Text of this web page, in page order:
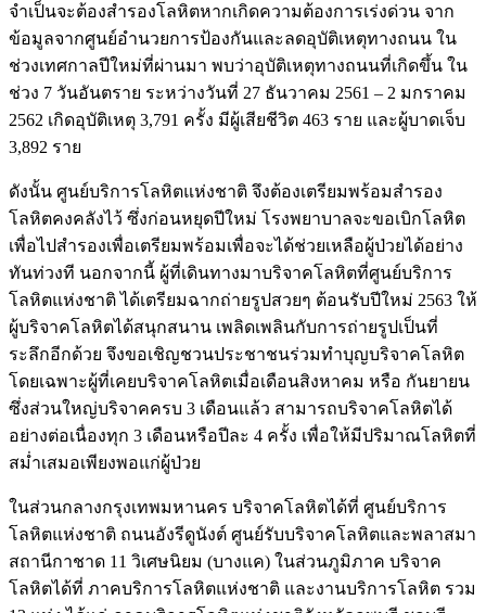
จำเป็นจะต้องสำรองโลหิตหากเกิดความต้องการเร่งด่วน จาก
ข้อมูลจากศูนย์อำนวยการป้องกันและลดอุบัติเหตุทางถนน ใน
ช่วงเทศกาลปีใหม่ที่ผ่านมา พบว่าอุบัติเหตุทางถนนที่เกิดขึ้น ใน
ช่วง 7 วันอันตราย ระหว่างวันที่ 27 ธันวาคม 2561 – 2 มกราคม
2562 เกิดอุบัติเหตุ 3,791 ครั้ง มีผู้เสียชีวิต 463 ราย และผู้บาดเจ็บ
3,892 ราย
ดังนั้น ศูนย์บริการโลหิตแห่งชาติ จึงต้องเตรียมพร้อมสำรอง
โลหิตคงคลังไว้ ซึ่งก่อนหยุดปีใหม่ โรงพยาบาลจะขอเบิกโลหิต
เพื่อไปสำรองเพื่อเตรียมพร้อมเพื่อจะได้ช่วยเหลือผู้ป่วยได้อย่าง
ทันท่วงที นอกจากนี้ ผู้ที่เดินทางมาบริจาคโลหิตที่ศูนย์บริการ
โลหิตแห่งชาติ ได้เตรียมฉากถ่ายรูปสวยๆ ต้อนรับปีใหม่ 2563 ให้
ผู้บริจาคโลหิตได้สนุกสนาน เพลิดเพลินกับการถ่ายรูปเป็นที่
ระลึกอีกด้วย จึงขอเชิญชวนประชาชนร่วมทำบุญบริจาคโลหิต
โดยเฉพาะผู้ที่เคยบริจาคโลหิตเมื่อเดือนสิงหาคม หรือ กันยายน
ซึ่งส่วนใหญ่บริจาคครบ 3 เดือนแล้ว สามารถบริจาคโลหิตได้
อย่างต่อเนื่องทุก 3 เดือนหรือปีละ 4 ครั้ง เพื่อให้มีปริมาณโลหิตที่
สม่ำเสมอเพียงพอแก่ผู้ป่วย
ในส่วนกลางกรุงเทพมหานคร บริจาคโลหิตได้ที่ ศูนย์บริการ
โลหิตแห่งชาติ ถนนอังรีดูนังต์ ศูนย์รับบริจาคโลหิตและพลาสมา
สถานีกาชาด 11 วิเศษนิยม (บางแค) ในส่วนภูมิภาค บริจาค
โลหิตได้ที่ ภาคบริการโลหิตแห่งชาติ และงานบริการโลหิต รวม